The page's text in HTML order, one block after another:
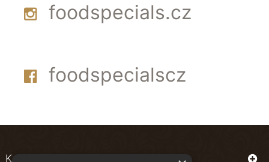
foodspecials.cz
foodspecialscz
Kontakt